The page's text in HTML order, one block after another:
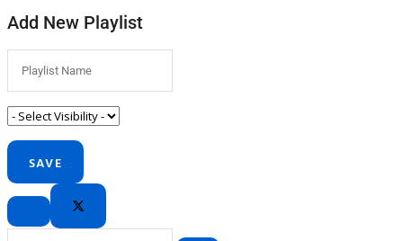
Add New Playlist